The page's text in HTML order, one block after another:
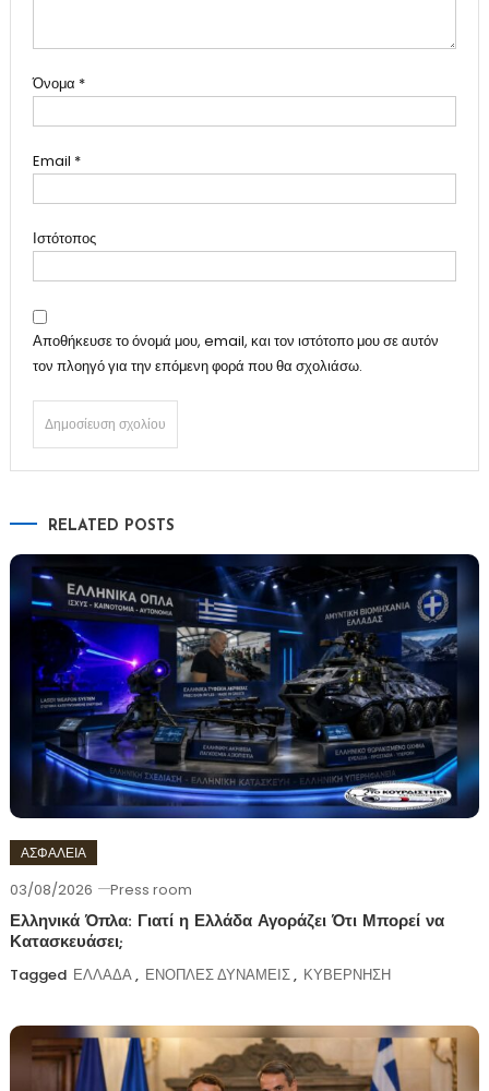
Όνομα *
Email *
Ιστότοπος
Αποθήκευσε το όνομά μου, email, και τον ιστότοπο μου σε αυτόν
τον πλοηγό για την επόμενη φορά που θα σχολιάσω.
RELATED POSTS
ΑΣΦΑΛΕΙΑ
03/08/2026 Press room
Ελληνικά Όπλα: Γιατί η Ελλάδα Αγοράζει Ότι Μπορεί να
Κατασκευάσει;
Tagged ΕΛΛΑΔΑ, ΕΝΟΠΛΕΣ ΔΥΝΑΜΕΙΣ, ΚΥΒΕΡΝΗΣΗ